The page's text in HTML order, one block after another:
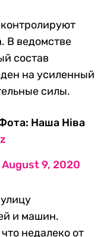
контролируют
В ведомстве
состав
на усиленный
силы.
Наша Ніва
August 9, 2020
улицу
и машин.
что недалеко от